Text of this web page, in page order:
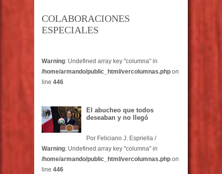
COLABORACIONES
ESPECIALES
Warning: Undefined array key "columna" in
/home/armando/public_html/vercolumnas.php on
line 446
El abucheo que todos
deseaban y no llegó
Por Feliciano J. Espriella /
Warning: Undefined array key "columna" in
/home/armando/public_html/vercolumnas.php on
line 446